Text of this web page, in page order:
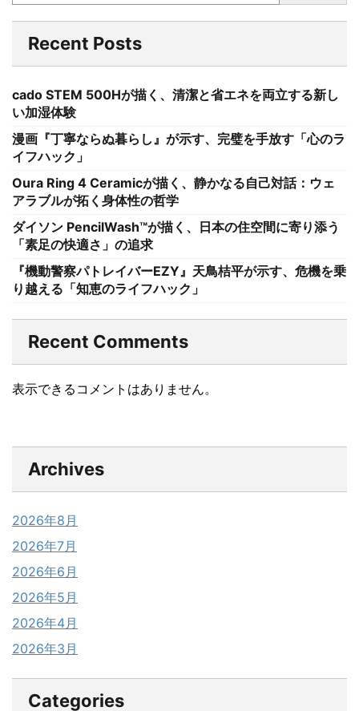
Recent Posts
cado STEM 500Hが描く、清潔と省エネを両立する新し
い加湿体験
漫画『丁寧ならぬ暮らし』が示す、完璧を手放す「心のラ
イフハック」
Oura Ring 4 Ceramicが描く、静かなる自己対話：ウェ
アラブルが拓く身体性の哲学
ダイソン PencilWash™が描く、日本の住空間に寄り添う
「素足の快適さ」の追求
『機動警察パトレイバーEZY』天鳥桔平が示す、危機を乗
り越える「知恵のライフハック」
Recent Comments
表示できるコメントはありません。
Archives
2026年8月
2026年7月
2026年6月
2026年5月
2026年4月
2026年3月
Categories